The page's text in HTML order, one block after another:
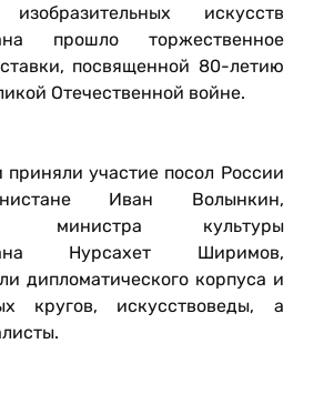
искусств
прошло торжественное
посвященной 80-летию
Отечественной войне.
участие посол России
Иван Волынкин,
министра культуры
Нурсахет Ширимов,
дипломатического корпуса и
кругов, искусствоведы, а